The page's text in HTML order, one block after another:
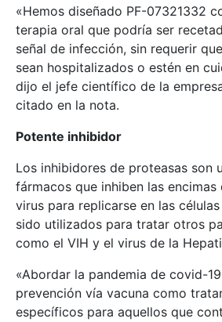
«Hemos diseñado PF-07321332
terapia oral que podría ser
señal de infección, sin requerir
sean hospitalizados o estén en
dijo el jefe científico de la
citado en la nota.
Potente inhibidor
Los inhibidores de proteasas son
fármacos que inhiben las encimas
virus para replicarse en las
sido utilizados para tratar otros
como el VIH y el virus de la
«Abordar la pandemia de covid-
prevención vía vacuna como
específicos para aquellos que